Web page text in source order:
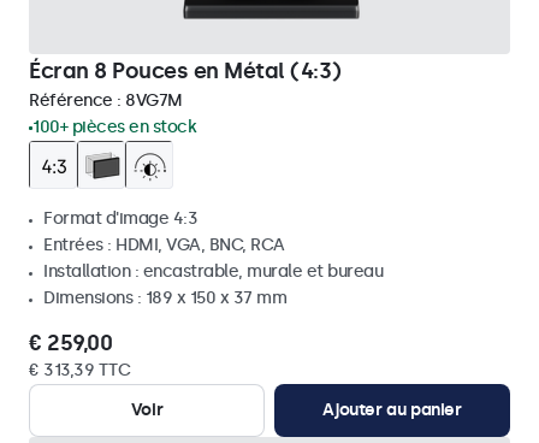
Écran 8 Pouces en Métal (4:3)
Référence : 8VG7M
100+ pièces en stock
Format d'image 4:3
Entrées : HDMI, VGA, BNC, RCA
Installation : encastrable, murale et bureau
Dimensions : 189 x 150 x 37 mm
€ 259,00
€ 313,39 TTC
Voir
Ajouter au panier